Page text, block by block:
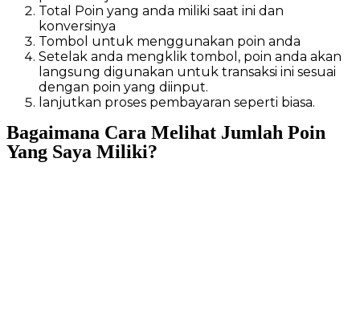
Total Poin yang anda miliki saat ini dan
konversinya
Tombol untuk menggunakan poin anda
Setelak anda mengklik tombol, poin anda akan
langsung digunakan untuk transaksi ini sesuai
dengan poin yang diinput.
lanjutkan proses pembayaran seperti biasa.
Bagaimana Cara Melihat Jumlah Poin
Yang Saya Miliki?